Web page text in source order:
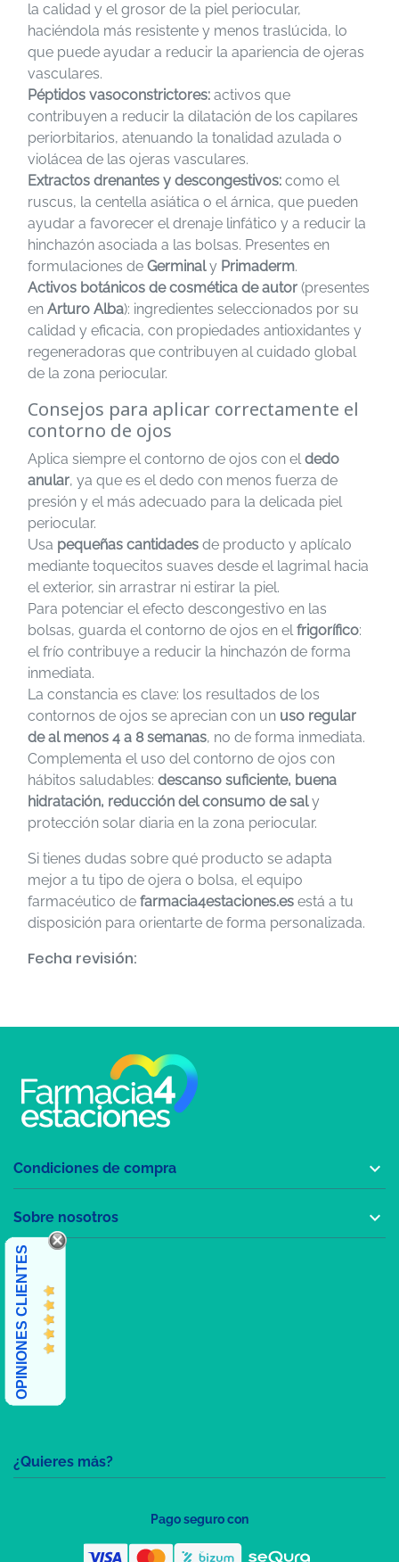
la calidad y el grosor de la piel periocular,
haciéndola más resistente y menos traslúcida, lo
que puede ayudar a reducir la apariencia de ojeras
vasculares.
Péptidos vasoconstrictores: activos que
contribuyen a reducir la dilatación de los capilares
periorbitarios, atenuando la tonalidad azulada o
violácea de las ojeras vasculares.
Extractos drenantes y descongestivos: como el
ruscus, la centella asiática o el árnica, que pueden
ayudar a favorecer el drenaje linfático y a reducir la
hinchazón asociada a las bolsas. Presentes en
formulaciones de Germinaly Primaderm.
Activos botánicos de cosmética de autor (presentes
en Arturo Alba): ingredientes seleccionados por su
calidad y eficacia, con propiedades antioxidantes y
regeneradoras que contribuyen al cuidado global
de la zona periocular.
Consejos para aplicar correctamente el
contorno de ojos
Aplica siempre el contorno de ojos con eldedo
anular, ya que es el dedo con menos fuerza de
presión y el más adecuado para la delicada piel
periocular.
Usa pequeñas cantidades de producto y aplícalo
mediante toquecitos suaves desde el lagrimal hacia
el exterior, sin arrastrar ni estirar la piel.
Para potenciar el efecto descongestivo en las
bolsas, guarda el contorno de ojos en elfrigorífico:
el frío contribuye a reducir la hinchazón de forma
inmediata.
La constancia es clave: los resultados de los
contornos de ojos se aprecian con un uso regular
de al menos 4 a 8 semanas, no de forma inmediata.
Complementa el uso del contorno de ojos con
hábitos saludables: descanso suficiente, buena
hidratación, reducción del consumo de saly
protección solar diaria en la zona periocular.
Si tienes dudas sobre qué producto se adapta
mejor a tu tipo de ojera o bolsa, el equipo
farmacéutico de farmacia4estaciones.es está a tu
disposición para orientarte de forma personalizada.
Fecha revisión:
¿Quieres más?
Condiciones de compra 
Sobre nosotros 
OPINIONES CLIENTES
Pago seguro con